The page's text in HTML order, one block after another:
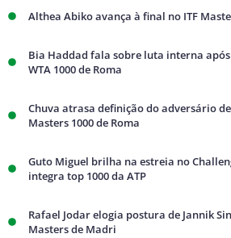
Althea Abiko avança à final no ITF
Bia Haddad fala sobre luta interna
WTA 1000 de Roma
Chuva atrasa definição do adversário
Masters 1000 de Roma
Guto Miguel brilha na estreia no
integra top 1000 da ATP
Rafael Jodar elogia postura de Jannik
Masters de Madri